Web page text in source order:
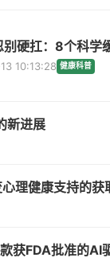
别硬扛：8个科学
10:13:28 健康科普
新进展
理健康支持的获
获FDA批准的AI